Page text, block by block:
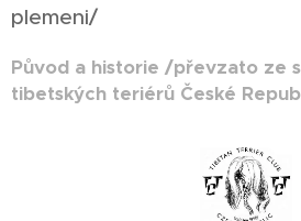
plemeni/
Původ a historie /převzato ze
tibetských teriérů České